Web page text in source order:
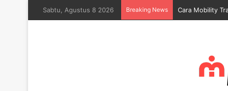
Sabtu, Agustus 8 2026 Breaking News Kebiasaan